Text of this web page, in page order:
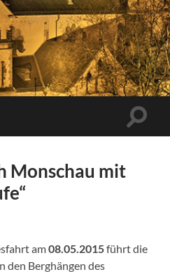
Monschau mit
am08.05.2015führt die
den Berghängen des